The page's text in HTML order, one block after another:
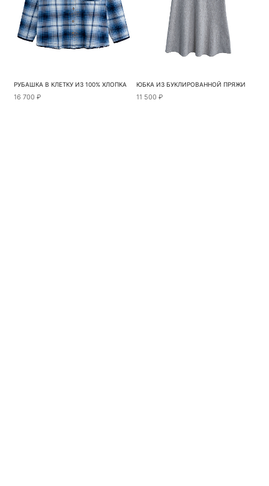
РУБАШКА В КЛЕТКУ ИЗ 100% ХЛОПКА
16 700 ₽
ЮБКА ИЗ БУКЛИРОВАННОЙ ПРЯЖИ
11 500 ₽